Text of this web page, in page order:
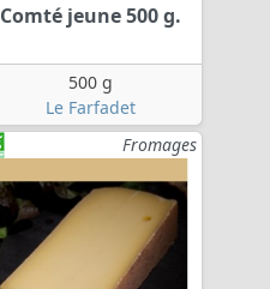
Comté jeune 500 g.
500 g
Le Farfadet
Fromages